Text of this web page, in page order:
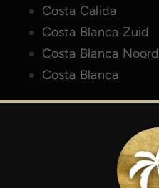
Costa Calida
Costa Blanca Zuid
Costa Blanca Noord
Costa Blanca